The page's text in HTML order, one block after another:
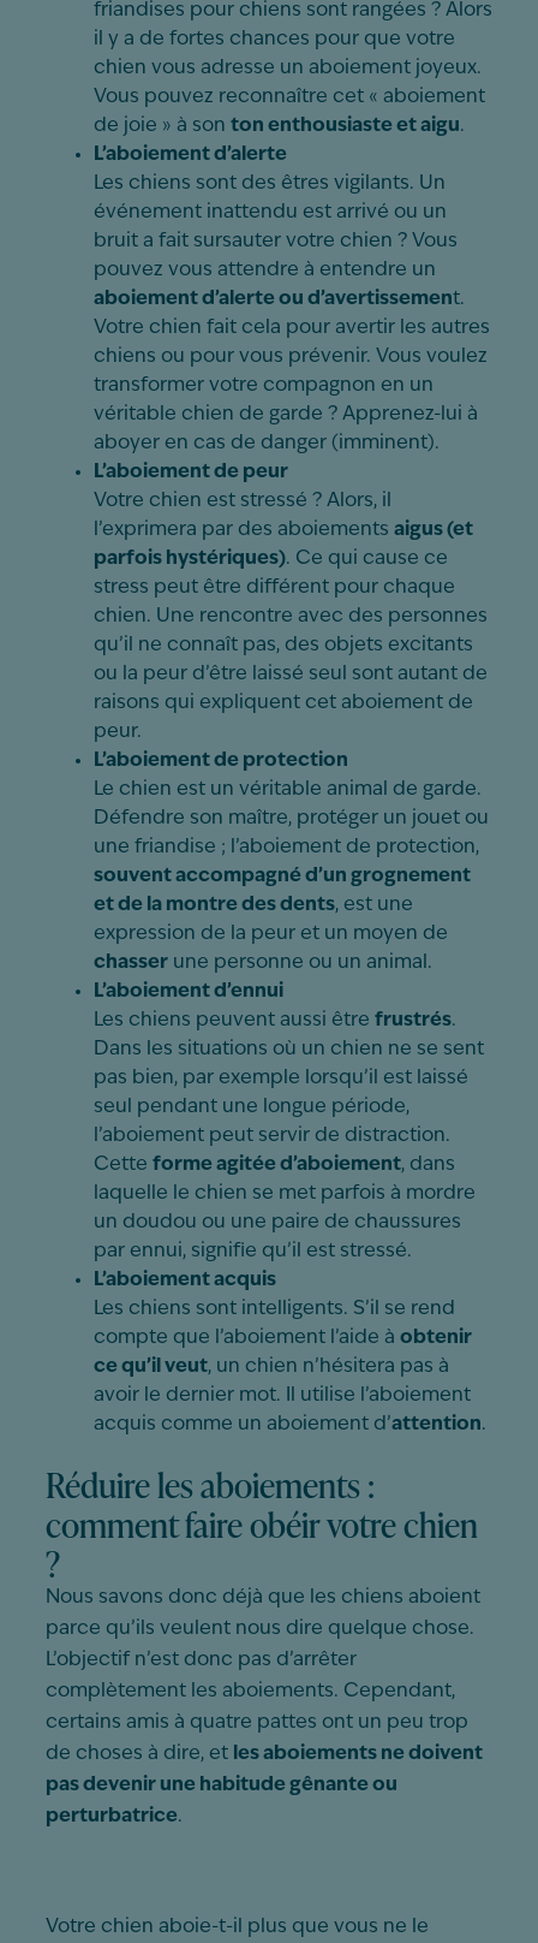
friandises pour chiens sont rangées ? Alors
il y a de fortes chances pour que votre
chien vous adresse un aboiement joyeux.
Vous pouvez reconnaître cet « aboiement
de joie » à son ton enthousiaste et aigu.
L’aboiement d’alerte
Les chiens sont des êtres vigilants. Un
événement inattendu est arrivé ou un
bruit a fait sursauter votre chien ? Vous
pouvez vous attendre à entendre un
aboiement d’alerte ou d’avertissement.
Votre chien fait cela pour avertir les autres
chiens ou pour vous prévenir. Vous voulez
transformer votre compagnon en un
véritable chien de garde ? Apprenez-lui à
aboyer en cas de danger (imminent).
L’aboiement de peur
Votre chien est stressé ? Alors, il
l’exprimera par des aboiements aigus (et
parfois hystériques). Ce qui cause ce
stress peut être différent pour chaque
chien. Une rencontre avec des personnes
qu’il ne connaît pas, des objets excitants
ou la peur d’être laissé seul sont autant de
raisons qui expliquent cet aboiement de
peur.
L’aboiement de protection
Le chien est un véritable animal de garde.
Défendre son maître, protéger un jouet ou
une friandise ; l’aboiement de protection,
souvent accompagné d’un grognement
et de la montre des dents, est une
expression de la peur et un moyen de
chasser une personne ou un animal.
L’aboiement d’ennui
Les chiens peuvent aussi être frustrés.
Dans les situations où un chien ne se sent
pas bien, par exemple lorsqu’il est laissé
seul pendant une longue période,
l’aboiement peut servir de distraction.
Cette forme agitée d’aboiement, dans
laquelle le chien se met parfois à mordre
un doudou ou une paire de chaussures
par ennui, signifie qu’il est stressé.
L’aboiement acquis
Les chiens sont intelligents. S’il se rend
compte que l’aboiement l’aide à obtenir
ce qu’il veut, un chien n’hésitera pas à
avoir le dernier mot. Il utilise l’aboiement
acquis comme un aboiement d’attention.
Réduire les aboiements :
comment faire obéir votre chien
?
Nous savons donc déjà que les chiens aboient
parce qu’ils veulent nous dire quelque chose.
L’objectif n’est donc pas d’arrêter
complètement les aboiements. Cependant,
certains amis à quatre pattes ont un peu trop
de choses à dire, et les aboiements ne doivent
pas devenir une habitude gênante ou
perturbatrice.
Votre chien aboie-t-il plus que vous ne le